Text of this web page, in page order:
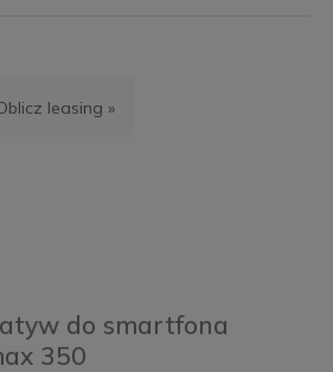
leasing »
do smartfona
350